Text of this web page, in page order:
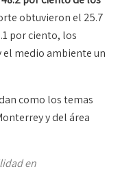
obtuvieron el 25.7
por ciento, los
el medio ambiente un
como los temas
y del área
en